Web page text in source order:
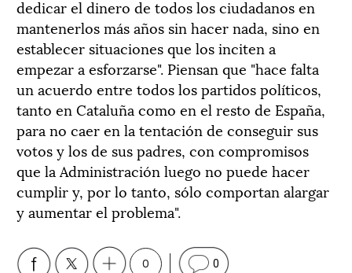
dedicar el dinero de todos los ciudadanos en
mantenerlos más años sin hacer nada, sino en
establecer situaciones que los inciten a
empezar a esforzarse". Piensan que "hace falta
un acuerdo entre todos los partidos políticos,
tanto en Cataluña como en el resto de España,
para no caer en la tentación de conseguir sus
votos y los de sus padres, con compromisos
que la Administración luego no puede hacer
cumplir y, por lo tanto, sólo comportan alargar
y aumentar el problema".
0 0